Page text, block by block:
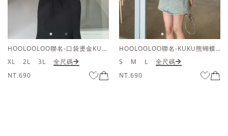
HOOLOOLOO聯名-口袋燙金KUKU熊短袖上衣
XL
2L 3L
全尺碼
NT.690
HOOLOOLOO聯名-KUKU熊蝴蝶結短袖上衣
S
M L
全尺碼
NT.690